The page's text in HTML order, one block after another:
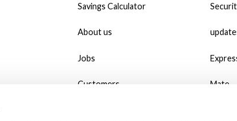
Savings Calculator
About us
Jobs
Customers Mate